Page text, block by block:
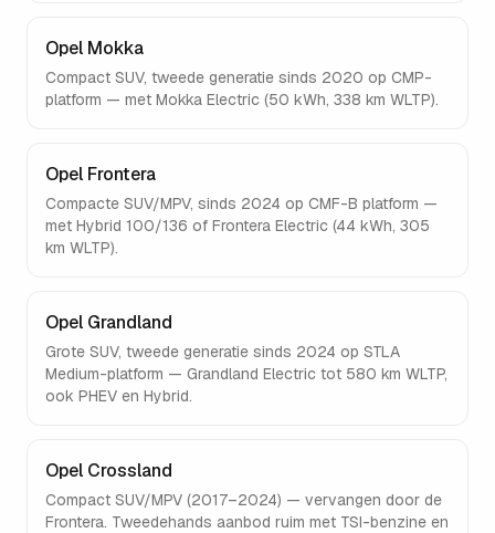
Opel Mokka
Compact SUV, tweede generatie sinds 2020 op CMP-
platform — met Mokka Electric (50 kWh, 338 km WLTP).
Opel Frontera
Compacte SUV/MPV, sinds 2024 op CMF-B platform —
met Hybrid 100/136 of Frontera Electric (44 kWh, 305
km WLTP).
Opel Grandland
Grote SUV, tweede generatie sinds 2024 op STLA
Medium-platform — Grandland Electric tot 580 km WLTP,
ook PHEV en Hybrid.
Opel Crossland
Compact SUV/MPV (2017–2024) — vervangen door de
Frontera. Tweedehands aanbod ruim met TSI-benzine en